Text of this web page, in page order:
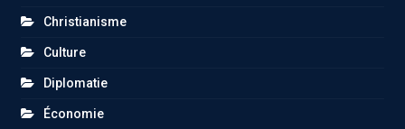
Christianisme
Culture
Diplomatie
Économie